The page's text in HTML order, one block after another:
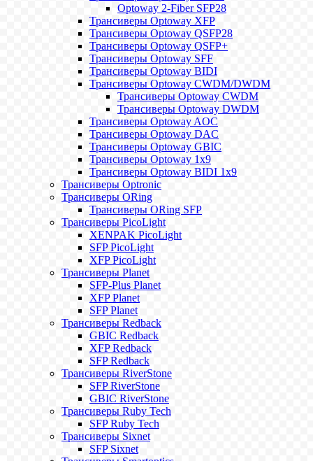
Optoway 2-Fiber SFP28
Трансиверы Optoway XFP
Трансиверы Optoway QSFP28
Трансиверы Optoway QSFP+
Трансиверы Optoway SFF
Трансиверы Optoway BIDI
Трансиверы Optoway CWDM/DWDM
Трансиверы Optoway CWDM
Трансиверы Optoway DWDM
Трансиверы Optoway AOC
Трансиверы Optoway DAC
Трансиверы Optoway GBIC
Трансиверы Optoway 1х9
Трансиверы Optoway BIDI 1x9
Трансиверы Optronic
Трансиверы ORing
Трансиверы ORing SFP
Трансиверы PicoLight
XENPAK PicoLight
SFP PicoLight
XFP PicoLight
Трансиверы Planet
SFP-Plus Planet
XFP Planet
SFP Planet
Трансиверы Redback
GBIC Redback
XFP Redback
SFP Redback
Трансиверы RiverStone
SFP RiverStone
GBIC RiverStone
Трансиверы Ruby Tech
SFP Ruby Tech
Трансиверы Sixnet
SFP Sixnet